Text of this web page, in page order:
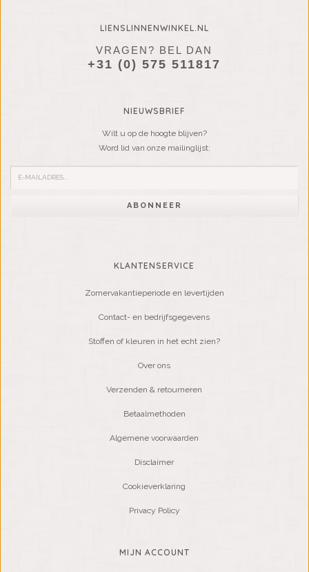
LIENSLINNENWINKEL.NL
VRAGEN? BEL DAN
+31 (0) 575 511817
NIEUWSBRIEF
Wilt u op de hoogte blijven?
Word lid van onze mailinglijst:
ABONNEER
KLANTENSERVICE
Zomervakantieperiode en levertijden
Contact- en bedrijfsgegevens
Stoffen of kleuren in het echt zien?
Over ons
Verzenden & retourneren
Betaalmethoden
Algemene voorwaarden
Disclaimer
Cookieverklaring
Privacy Policy
MIJN ACCOUNT